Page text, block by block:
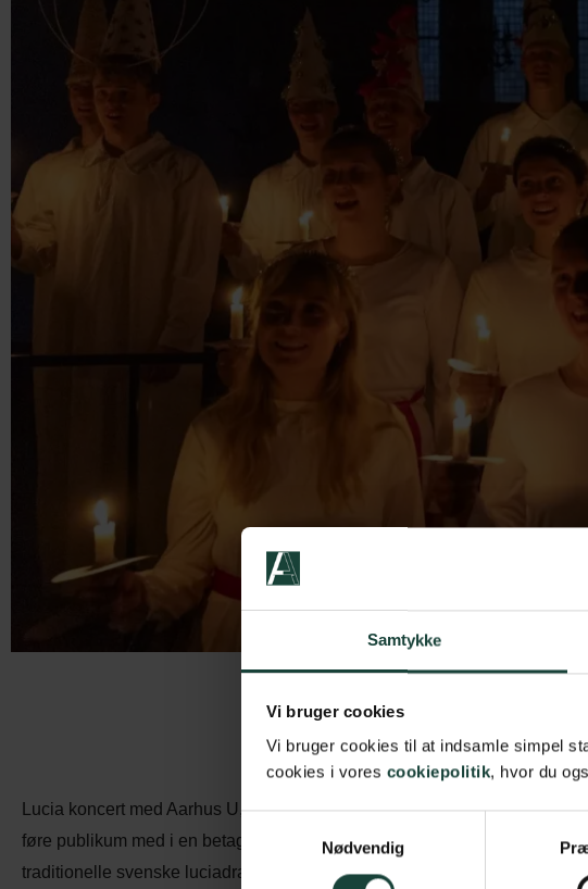
Samtykke
Vi bruger cookies
Vi bruger cookies til at indsamle simpel
cookies i vores cookiepolitik, hvor du
Nødvendig
Lucia koncert med Aarhus U, der for 10. gang bringer de svenske Lucia-
føre publikum med i en betagende fortælling om Lucia. Kun enkelte lys
traditionelle svenske luciadragter.